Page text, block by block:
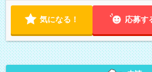
ます。 ※曜日固定（毎週同じ
気になる！ 応募す